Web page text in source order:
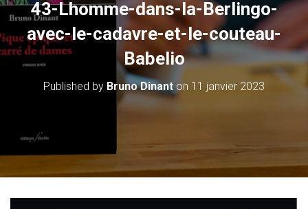
43-Lhomme-dans-la-Berlingo-
avec-le-cadavre-et-le-couteau-
Babelio
Published by Bruno Dinanton 11 janvier 2023